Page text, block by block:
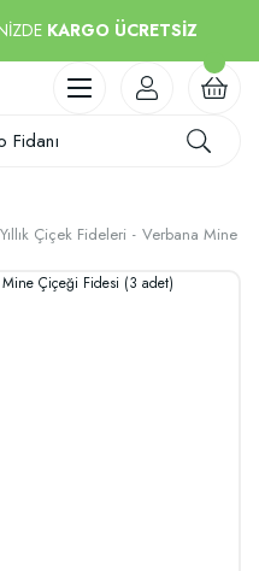
KARGO ÜCRETSİZ
Çiçek Fideleri Verbana Mine